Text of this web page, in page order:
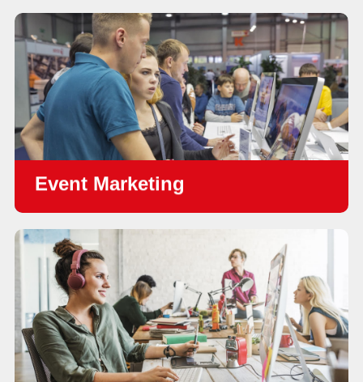
การตลาดบนโซเชียลมีเดีย
•บริการ SEO
•โฆษณาดิจิทัล (Facebook, Google, LinkedIn)
•Email Marketing
•Inbound Marketing
Event Marketing
•บันทึก / แพร่ภาพ / การจัดการ Webinar แบบครบวงจร
• การจัดการสำหรับงานสัมมนาแบบครบวงจร
Online event
• Lead Generetion